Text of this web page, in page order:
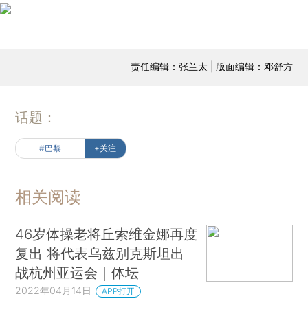
责任编辑：张兰太 | 版面编辑：邓舒方
话题：
#巴黎 +关注
相关阅读
46岁体操老将丘索维金娜再度
复出 将代表乌兹别克斯坦出
战杭州亚运会｜体坛
2022年04月14日 APP打开